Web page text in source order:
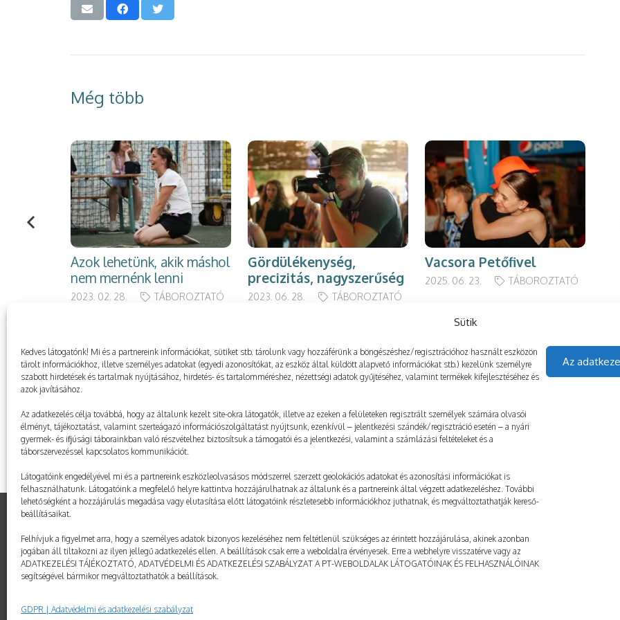
Sütik
Kedves látogatónk! Mi és a partnereink információkat, sütiket stb. tárolunk vagy hozzáférünk a böngészéshez/regisztrációhoz használt eszközön
tárolt információkhoz, illetve személyes adatokat (egyedi azonosítókat, az eszköz által küldött alapvető információkat stb.) kezelünk személyre
szabott hirdetések és tartalmak nyújtásához, hirdetés- és tartalomméréshez, nézettségi adatok gyűjtéséhez, valamint termékek kifejlesztéséhez és
azok javításához.
Az adatkezelés célja továbbá, hogy az általunk kezelt site-okra látogatók, illetve az ezeken a felületeken regisztrált személyek számára olvasói
élményt, tájékoztatást, valamint szerteágazó információszolgáltatást nyújtsunk, ezenkívül – jelentkezési szándék/regisztráció esetén – a nyári
gyermek- és ifjúsági táborainkban való részvételhez biztosítsuk a támogatói és a jelentkezési, valamint a számlázási feltételeket és a
táborszervezéssel kapcsolatos kommunikációt.
Látogatóink engedélyével mi és a partnereink eszközleolvasásos módszerrel szerzett geolokációs adatokat és azonosítási információkat is
felhasználhatunk. Látogatóink a megfelelő helyre kattintva hozzájárulhatnak az általunk és a partnereink által végzett adatkezeléshez. További
lehetőségként a hozzájárulás megadása vagy elutasítása előtt látogatóink részletesebb információkhoz juthatnak, és megváltoztathatják kereső-
beállításaikat.
Felhívjuk a figyelmet arra, hogy a személyes adatok bizonyos kezeléséhez nem feltétlenül szükséges az érintett hozzájárulása, akinek azonban
jogában áll tiltakozni az ilyen jellegű adatkezelés ellen. A beállítások csak erre a weboldalra érvényesek. Erre a webhelyre visszatérve vagy az
ADATKEZELÉSI TÁJÉKOZTATÓ, ADATVÉDELMI ÉS ADATKEZELÉSI SZABÁLYZAT A PT-WEBOLDALAK LÁTOGATÓINAK ÉS FELHASZNÁLÓINAK
segítségével bármikor megváltoztathatók a beállítások.
Az
GDPR | Adatvédelmi és adatkezelési szabályzat
Még több
Azok lehetünk, akik máshol
nem mernénk lenni
2023. 02. 28. TÁBOROZTATÓ
Gördülékenység,
precizitás, nagyszerűség
2023. 06. 28. TÁBOROZTATÓ
Vacsora Petőfivel
2025. 06. 23. TÁBOROZTATÓ
© taborozz.hu
GDPR | Adatvédelmi és adatkezelési szabályzat